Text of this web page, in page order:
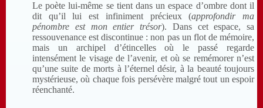
Le poète lui-même se tient dans un espace d’ombre dont il
dit qu’il lui est infiniment précieux (approfondir ma
pénombre est mon entier trésor). Dans cet espace, sa
ressouvenance est discontinue : non pas un flot de mémoire,
mais un archipel d’étincelles où le passé regarde
intensément le visage de l’avenir, et où se remémorer n’est
qu’une suite de morts à l’éternel désir, à la beauté toujours
mystérieuse, où chaque fois persévère malgré tout un espoir
réenchanté.